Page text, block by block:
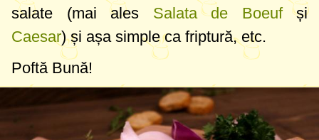
salate (mai ales Salata de Boeufși
Caesar) și așa simple ca friptură, etc.
Poftă Bună!